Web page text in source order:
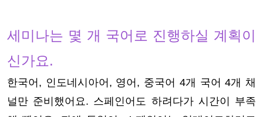
세미나는 몇 개 국어로 진행하실 계획이
신가요.
한국어, 인도네시아어, 영어, 중국어 4개 국어 4개 채
널만 준비했어요. 스페인어도 하려다가 시간이 부족